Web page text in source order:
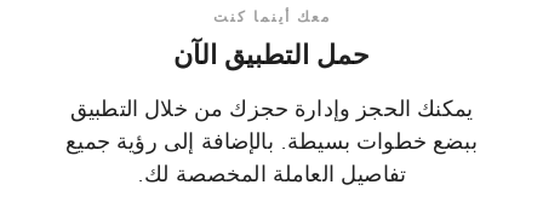
معك أينما كنت
حمل التطبيق الآن
يمكنك الحجز وإدارة حجزك من خلال التطبيق
ببضع خطوات بسيطة. بالإضافة إلى رؤية جميع
تفاصيل العاملة المخصصة لك.